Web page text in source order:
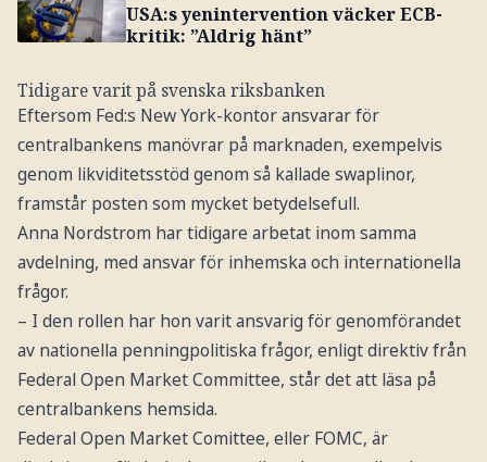
USA:s yenintervention väcker ECB-
kritik: ”Aldrig hänt”
Tidigare varit på svenska riksbanken
Eftersom Fed:s New York-kontor ansvarar för
centralbankens manövrar på marknaden, exempelvis
genom likviditetsstöd genom så kallade swaplinor,
framstår posten som mycket betydelsefull.
Anna Nordstrom har tidigare arbetat inom samma
avdelning, med ansvar för inhemska och internationella
frågor.
– I den rollen har hon varit ansvarig för genomförandet
av nationella penningpolitiska frågor, enligt direktiv från
Federal Open Market Committee, står det att läsa på
centralbankens hemsida.
Federal Open Market Comittee, eller FOMC, är